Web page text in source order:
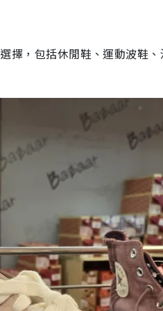
擇，包括休閒鞋、運動波鞋